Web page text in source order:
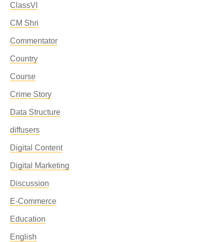
ClassVI
CM Shri
Commentator
Country
Course
Crime Story
Data Structure
diffusers
Digital Content
Digital Marketing
Discussion
E-Commerce
Education
English